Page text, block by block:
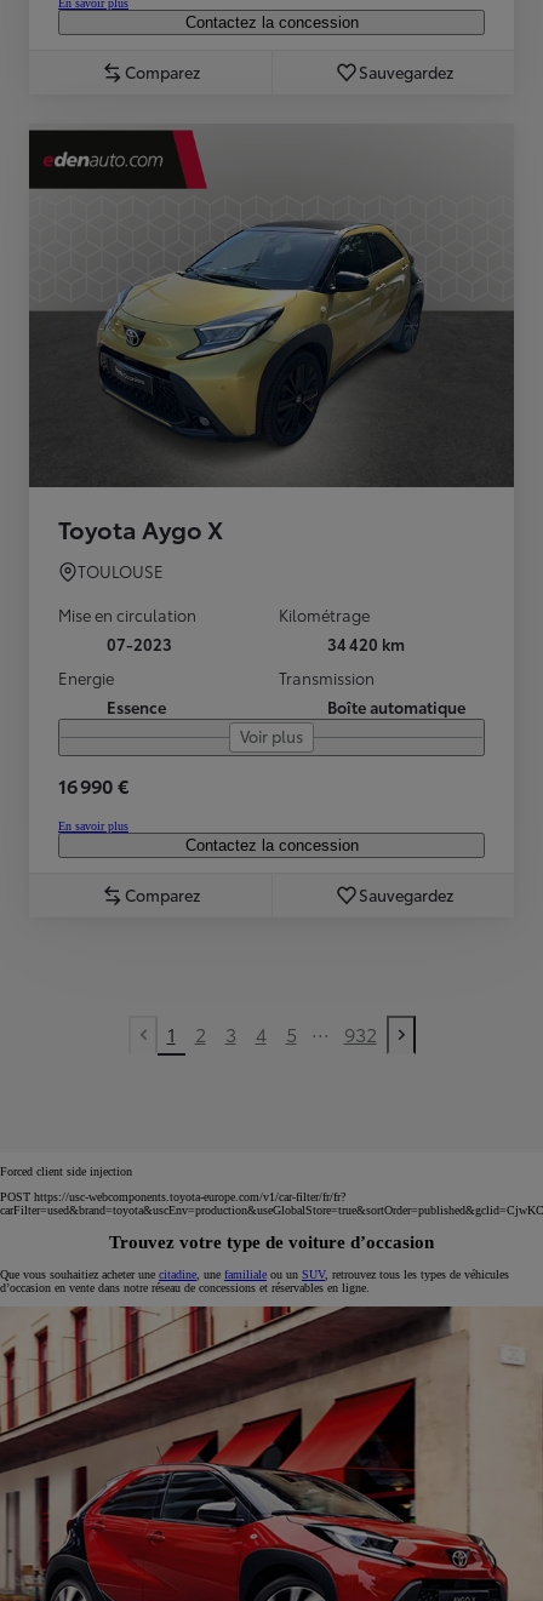
En savoir plus
Contactez la concession
Comparez Sauvegardez
Toyota Aygo X
TOULOUSE
Mise en circulation
07-2023
Kilométrage
34 420 km
Energie
Essence
Transmission
Boîte automatique
Voir plus
16 990 €
En savoir plus
Contactez la concession
Comparez Sauvegardez
Previous page
1 2 3 4 5 ... 932
Next page
Forced client side injection
POST https://usc-webcomponents.toyota-europe.com/v1/car-filter/fr/fr?
Trouvez votre type de voiture d’occasion
Que vous souhaitiez acheter une citadine , une familiale ou un SUV, retrouvez tous les types de véhicules
d’occasion en vente dans notre réseau de concessions et réservables en ligne.